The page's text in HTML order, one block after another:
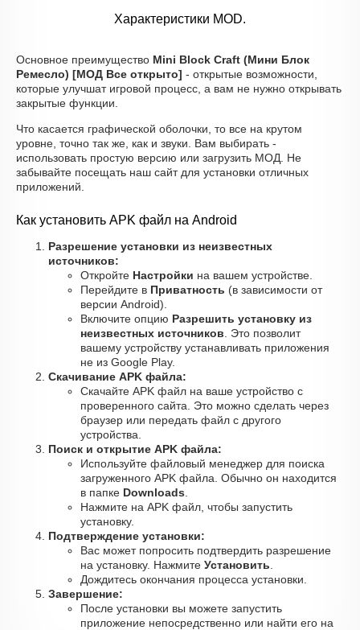
Характеристики MOD.
Основное преимущество Mini Block Craft (Мини Блок
Ремесло) [МОД Все открыто] - открытые возможности,
которые улучшат игровой процесс, а вам не нужно открывать
закрытые функции.
Что касается графической оболочки, то все на крутом
уровне, точно так же, как и звуки. Вам выбирать -
использовать простую версию или загрузить МОД. Не
забывайте посещать наш сайт для установки отличных
приложений.
Как установить APK файл на Android
Разрешение установки из неизвестных
источников:
Откройте Настройки на вашем устройстве.
Перейдите в Приватность (в зависимости от
версии Android).
Включите опцию Разрешить установку из
неизвестных источников . Это позволит
вашему устройству устанавливать приложения
не из Google Play.
Скачивание APK файла:
Скачайте APK файл на ваше устройство с
проверенного сайта. Это можно сделать через
браузер или передать файл с другого
устройства.
Поиск и открытие APK файла:
Используйте файловый менеджер для поиска
загруженного APK файла. Обычно он находится
в папке Downloads
Нажмите на APK файл, чтобы запустить
установку.
Подтверждение установки:
Вас может попросить подтвердить разрешение
на установку. Нажмите Установить
Дождитесь окончания процесса установки.
Завершение:
После установки вы можете запустить
приложение непосредственно или найти его на